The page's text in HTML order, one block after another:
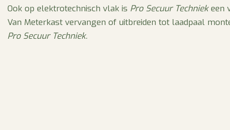
Ook op elektrotechnisch vlak is Pro Secuur Techniekeen
Van Meterkast vervangen of uitbreiden tot laadpaal
Pro Secuur Techniek.